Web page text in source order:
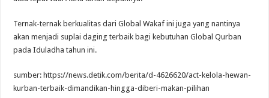
Ternak-ternak berkualitas dari Global Wakaf ini juga yang nantinya
akan menjadi suplai daging terbaik bagi kebutuhan Global Qurban
pada Iduladha tahun ini.
sumber: https://news.detik.com/berita/d-4626620/act-kelola-hewan-
kurban-terbaik-dimandikan-hingga-diberi-makan-pilihan